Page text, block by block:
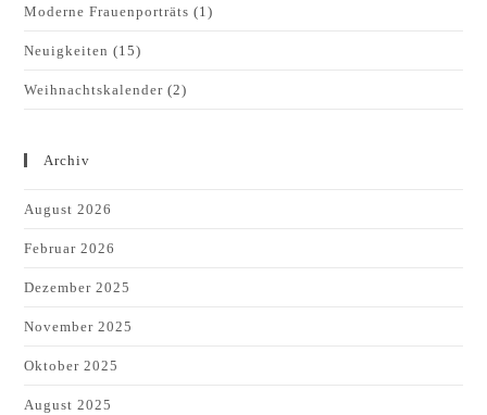
Moderne Frauenporträts (1)
Neuigkeiten (15)
Weihnachtskalender (2)
Archiv
August 2026
Februar 2026
Dezember 2025
November 2025
Oktober 2025
August 2025